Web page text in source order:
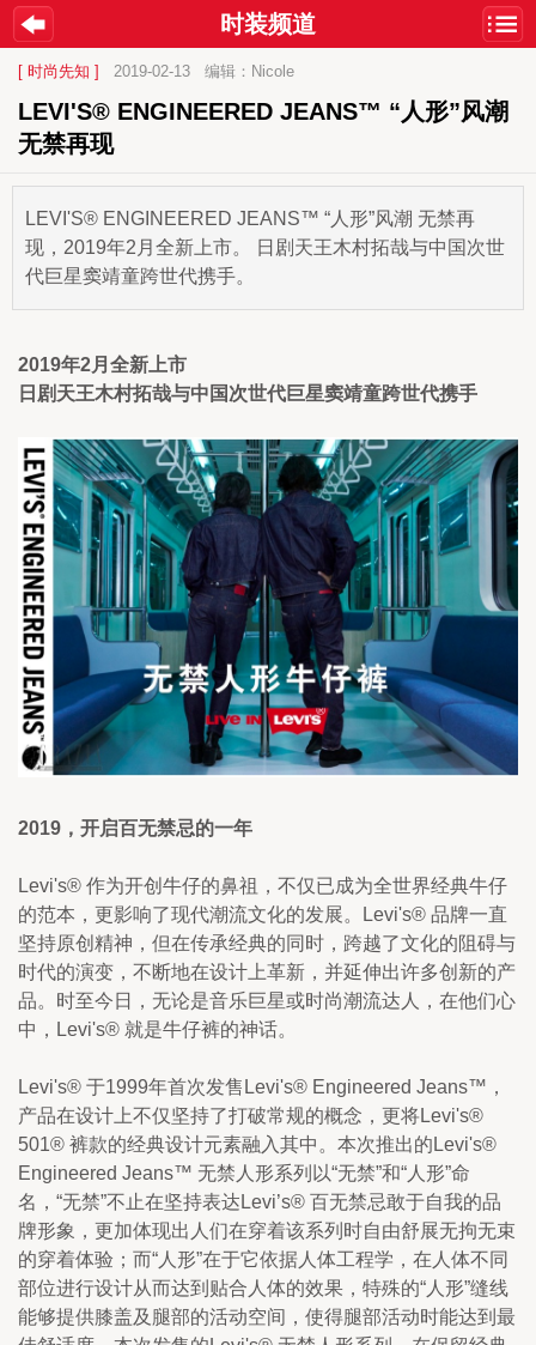
时装频道
[ 时尚先知 ] 2019-02-13 编辑：Nicole
LEVI'S® ENGINEERED JEANS™ “人形”风潮
无禁再现
​LEVI'S® ENGINEERED JEANS™ “人形”风潮 无禁再
现，2019年2月全新上市。 日剧天王木村拓哉与中国次世
代巨星窦靖童跨世代携手。
2019年2月全新上市
日剧天王木村拓哉与中国次世代巨星窦靖童跨世代携手
2019，开启百无禁忌的一年
Levi's® 作为开创牛仔的鼻祖，不仅已成为全世界经典牛仔
的范本，更影响了现代潮流文化的发展。Levi's® 品牌一直
坚持原创精神，但在传承经典的同时，跨越了文化的阻碍与
时代的演变，不断地在设计上革新，并延伸出许多创新的产
品。时至今日，无论是音乐巨星或时尚潮流达人，在他们心
中，Levi's® 就是牛仔裤的神话。
Levi's® 于1999年首次发售Levi's® Engineered Jeans™，
产品在设计上不仅坚持了打破常规的概念，更将Levi's®
501® 裤款的经典设计元素融入其中。本次推出的Levi's®
Engineered Jeans™ 无禁人形系列以“无禁”和“人形”命
名，“无禁”不止在坚持表达Levi’s® 百无禁忌敢于自我的品
牌形象，更加体现出人们在穿着该系列时自由舒展无拘无束
的穿着体验；而“人形”在于它依据人体工程学，在人体不同
部位进行设计从而达到贴合人体的效果，特殊的“人形”缝线
能够提供膝盖及腿部的活动空间，使得腿部活动时能达到最